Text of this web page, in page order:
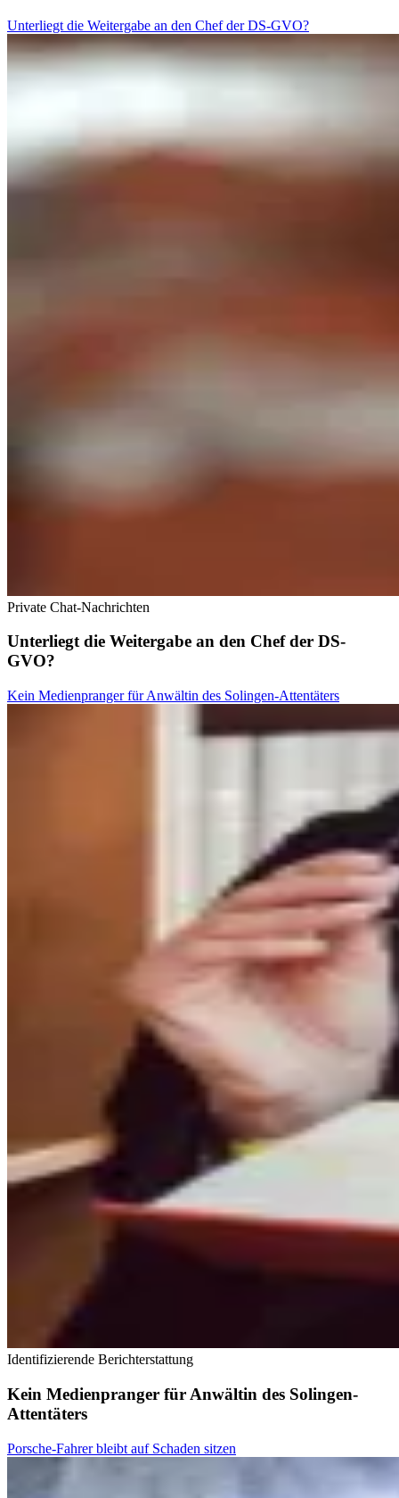
Unterliegt die Weitergabe an den Chef der DS-GVO?
Private Chat-Nachrichten
Unterliegt die Weitergabe an den Chef der DS-
GVO?
Kein Medienpranger für Anwältin des Solingen-Attentäters
Identifizierende Berichterstattung
Kein Medienpranger für Anwältin des Solingen-
Attentäters
Porsche-Fahrer bleibt auf Schaden sitzen